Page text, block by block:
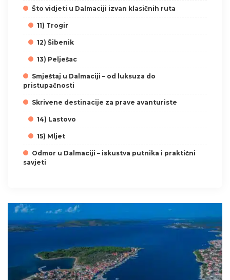
Što vidjeti u Dalmaciji izvan klasičnih ruta
11) Trogir
12) Šibenik
13) Pelješac
Smještaj u Dalmaciji – od luksuza do
pristupačnosti
Skrivene destinacije za prave avanturiste
14) Lastovo
15) Mljet
Odmor u Dalmaciji – iskustva putnika i praktični
savjeti